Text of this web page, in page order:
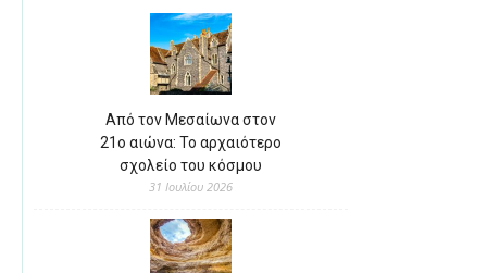
Από τον Μεσαίωνα στον
21ο αιώνα: Το αρχαιότερο
σχολείο του κόσμου
31 Ιουλίου 2026